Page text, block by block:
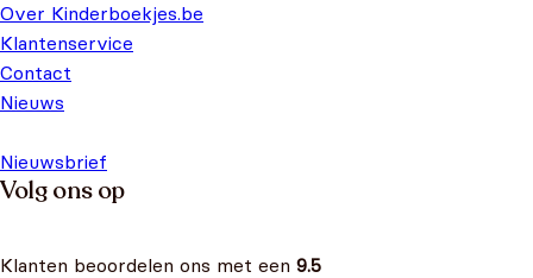
Over Kinderboekjes.be
Klantenservice
Contact
Nieuws
Nieuwsbrief
Volg ons op
Klanten beoordelen ons met een 9.5